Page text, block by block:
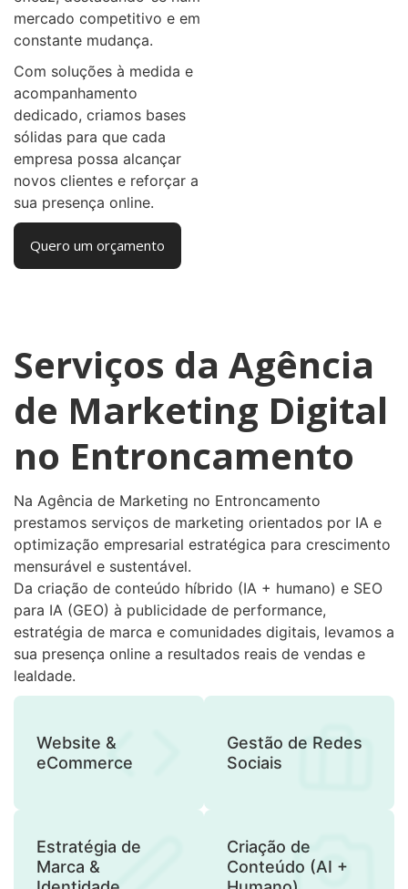
mercado competitivo e em
constante mudança.
Com soluções à medida e
acompanhamento
dedicado, criamos bases
sólidas para que cada
empresa possa alcançar
novos clientes e reforçar a
sua presença online.
Quero um orçamento
Serviços da Agência
de Marketing Digital
no Entroncamento
Na Agência de Marketing no Entroncamento
prestamos serviços de marketing orientados por IA e
optimização empresarial estratégica para crescimento
mensurável e sustentável.
Da criação de conteúdo híbrido (IA + humano) e SEO
para IA (GEO) à publicidade de performance,
estratégia de marca e comunidades digitais, levamos a
sua presença online a resultados reais de vendas e
lealdade.
Website &
eCommerce
Gestão de Redes
Sociais
Estratégia de
Marca &
Criação de
Conteúdo (AI +